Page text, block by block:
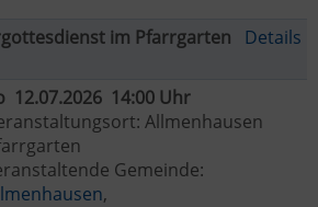
im Pfarrgarten
Details
12.07.2026 14:00 Uhr
Allmenhausen
Gemeinde:
,